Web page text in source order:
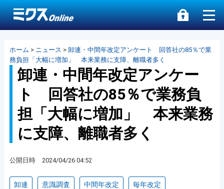
ホーム > ニュース > 卸連・中間年改定アンケート 回答社の85％で業
務負担「大幅に増加」 本来業務に支障、離職者多く
卸連・中間年改定アンケー
ト 回答社の85％で業務負
担「大幅に増加」 本来業務
に支障、離職者多く
公開日時 2024/04/26 04:52
卸連 意識調査 中間年改定 毎年改定